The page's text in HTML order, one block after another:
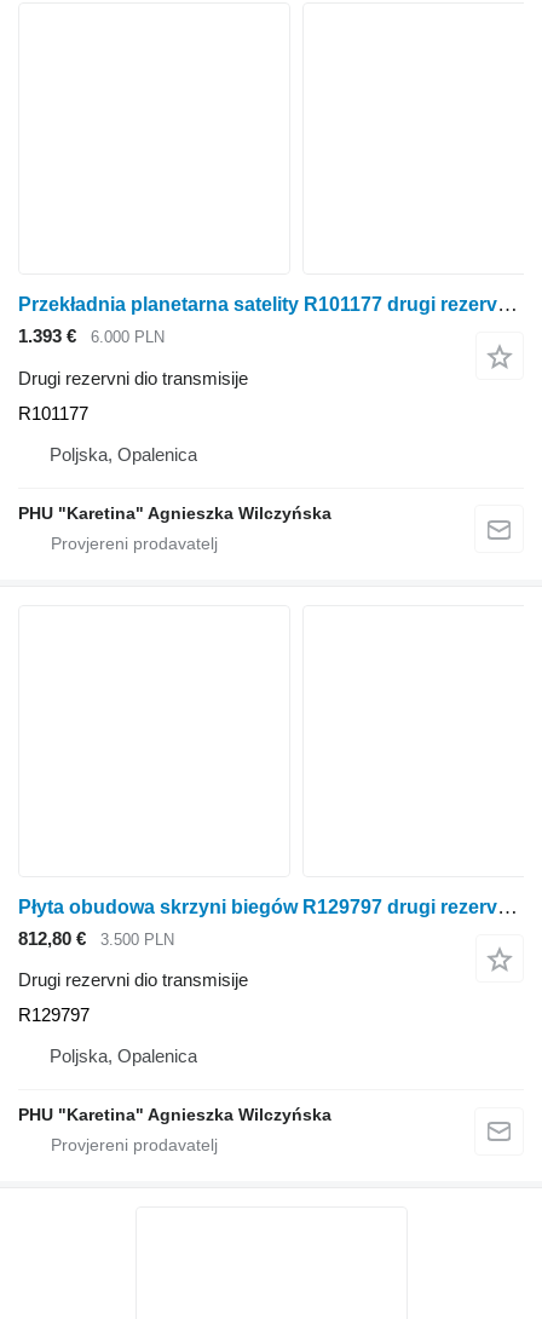
Przekładnia planetarna satelity R101177 drugi rezervni dio transmisije za John Deere 6300 6100 6200 6400 traktora na kotačima
1.393 € 6.000 PLN
Drugi rezervni dio transmisije
R101177
Poljska, Opalenica
PHU "Karetina" Agnieszka Wilczyńska
Płyta obudowa skrzyni biegów R129797 drugi rezervni dio transmisije za John Deere 6300 6100 6200 6400 traktora na kotačima
812,80 € 3.500 PLN
Drugi rezervni dio transmisije
R129797
Poljska, Opalenica
PHU "Karetina" Agnieszka Wilczyńska